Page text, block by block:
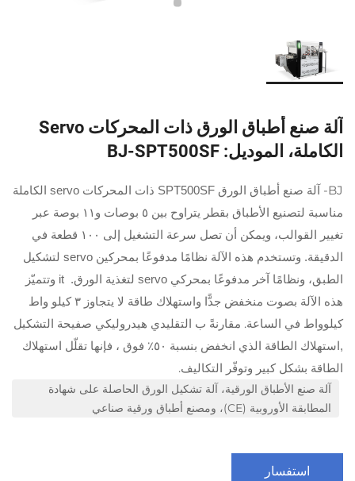
آلة صنع أطباق الورق ذات المحركات Servo
الكاملة، الموديل: BJ-SPT500SF
BJ-
آلة صنع أطباق الورق SPT500SF ذات المحركات servo الكاملة
مناسبة لتصنيع الأطباق بقطر يتراوح بين ٥ بوصات و١١ بوصة عبر
تغيير القوالب، ويمكن أن تصل سرعة التشغيل إلى ١٠٠ قطعة في
الدقيقة. وتستخدم هذه الآلة نظامًا مدفوعًا بمحركين servo لتشكيل
الطبق، ونظامًا آخر مدفوعًا بمحركي servo لتغذية الورق.
it وتتميّز
هذه الآلة بصوت منخفض جدًّا واستهلاك طاقة لا يتجاوز ٣
كيلو واط
كيلوواط في الساعة. مقارنةً ب التقليدي هيدروليكي صفيحة التشكيل
,استهلاك الطاقة الذي انخفض بنسبة ٥٠٪ فوق ، فإنها تقلّل استهلاك
الطاقة بشكل كبير وتوفّر التكاليف.
آلة صنع الأطباق الورقية، آلة تشكيل الورق الحاصلة على شهادة
المطابقة الأوروبية (CE)، ومصنع أطباق ورقية صناعي
استفسار